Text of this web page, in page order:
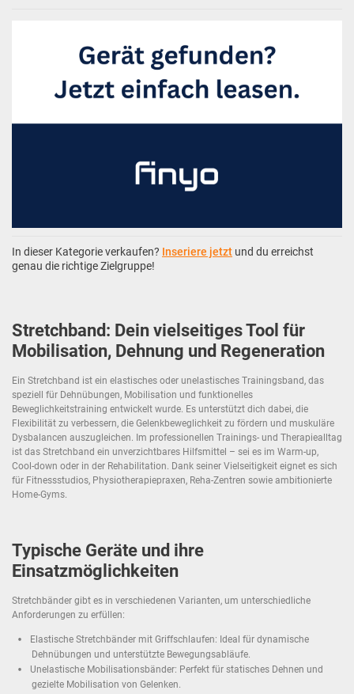
In dieser Kategorie verkaufen? Inseriere jetzt und du erreichst
genau die richtige Zielgruppe!
Stretchband: Dein vielseitiges Tool für
Mobilisation, Dehnung und Regeneration
Ein Stretchband ist ein elastisches oder unelastisches Trainingsband, das
speziell für Dehnübungen, Mobilisation und funktionelles
Beweglichkeitstraining entwickelt wurde. Es unterstützt dich dabei, die
Flexibilität zu verbessern, die Gelenkbeweglichkeit zu fördern und muskuläre
Dysbalancen auszugleichen. Im professionellen Trainings- und Therapiealltag
ist das Stretchband ein unverzichtbares Hilfsmittel – sei es im Warm-up,
Cool-down oder in der Rehabilitation. Dank seiner Vielseitigkeit eignet es sich
für Fitnessstudios, Physiotherapiepraxen, Reha-Zentren sowie ambitionierte
Home-Gyms.
Typische Geräte und ihre
Einsatzmöglichkeiten
Stretchbänder gibt es in verschiedenen Varianten, um unterschiedliche
Anforderungen zu erfüllen:
Elastische Stretchbänder mit Griffschlaufen: Ideal für dynamische
Dehnübungen und unterstützte Bewegungsabläufe.
Unelastische Mobilisationsbänder: Perfekt für statisches Dehnen und
gezielte Mobilisation von Gelenken.